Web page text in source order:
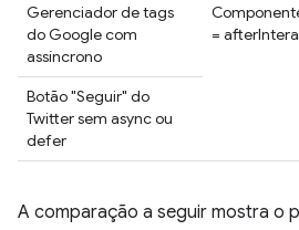
Gerenciador de tags
do Google com
assíncrono
=
Botão "Seguir" do
Twitter sem async ou
defer
A comparação a seguir mostra o